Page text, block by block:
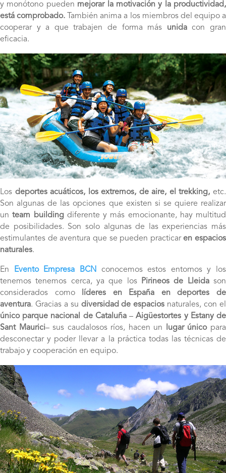
y monótono pueden mejorar la motivación y la productividad,
está comprobado. También anima a los miembros del equipo a
cooperar y a que trabajen de forma más unidacon gran
eficacia.
Los deportes acuáticos, los extremos, de aire, el trekking, etc.
Son algunas de las opciones que existen si se quiere realizar
unteam buildingdiferente y más emocionante, hay multitud
de posibilidades. Son solo algunas de las experiencias más
estimulantes de aventura que se pueden practicaren espacios
naturales.
En Evento Empresa BCN
conocemos estos entornos y los
tenemos tenemos cerca, ya que los
Pirineos de Lleidason
considerados comolíderes en España en deportes de
aventura. Gracias a su diversidad de espacios naturales, con el
único parque nacional de Cataluña–Aigüestortes y Estany de
Sant Maurici– sus caudalosos ríos, hacen un lugar únicopara
desconectar y poder llevar a la práctica todas las técnicas de
trabajo y cooperación en equipo.